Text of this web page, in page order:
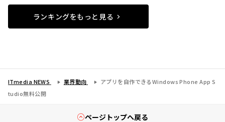
ランキングをもっと見る
ITmedia NEWS 業界動向
アプリを自作できるWindows Phone App S
tudio無料公開
ページトップへ戻る